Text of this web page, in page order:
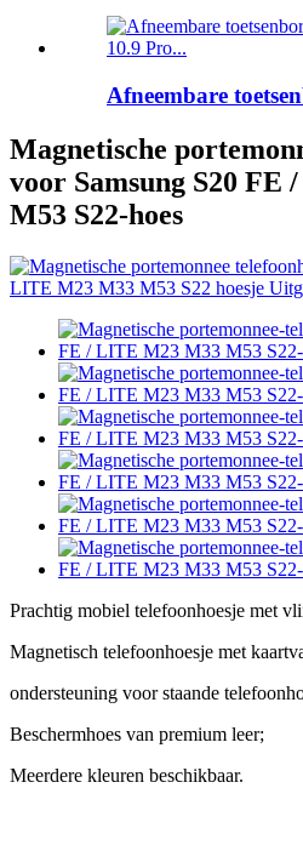
Afneembare
Magnetische
voor Samsung S20
M53 S22-hoes
Prachtig mobiel telefoonhoesje met
Magnetisch telefoonhoesje met
ondersteuning voor staande
Beschermhoes van premium leer;
Meerdere kleuren beschikbaar.